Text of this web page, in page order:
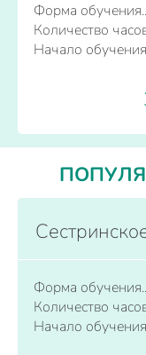
Форма обучения
Количество
Начало обучения
Форма обучения
Количество
Начало обучения